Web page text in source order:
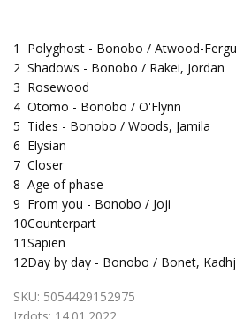
1
Polyghost - Bonobo / Atwood-
2 Shadows - Bonobo / Rakei, Jordan
3 Rosewood
4 Otomo - Bonobo / O'Flynn
5 Tides - Bonobo / Woods, Jamila
6 Elysian
7 Closer
8 Age of phase
9 From you - Bonobo / Joji
10Counterpart
11Sapien
12Day by day - Bonobo / Bonet,
SKU: 5054429152975